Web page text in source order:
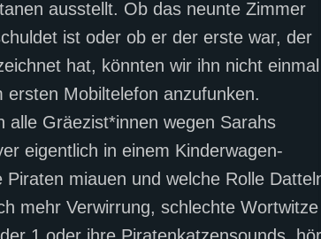
ausstellt. Ob das neunte Zimmer
ist oder ob er der erste war, der
hat, könnten wir ihn nicht einmal
Mobiltelefon anzufunken.
Gräezist*innen wegen Sarahs
eigentlich in einem Kinderwagen-
miauen und welche Rolle
mehr Verwirrung, schlechte Wortwitze